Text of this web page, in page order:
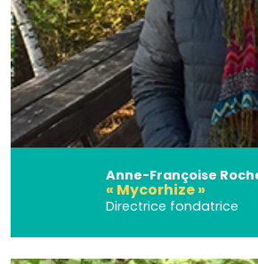
Anne-Françoise
« Mycorhize »
Directrice fondatrice